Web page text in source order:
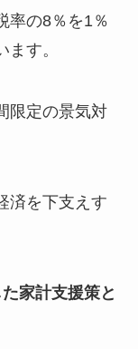
率の8％を1％
す。
限定の景気対
済を下支えす
家計支援策と